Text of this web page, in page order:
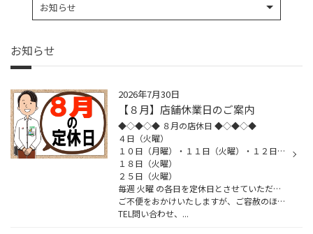
お知らせ
お知らせ
2026年7月30日
【８月】店舗休業日のご案内
◆◇◆◇◆ ８月の店休日 ◆◇◆◇◆
４日（火曜）
１０日（月曜）・１１日（火曜）・１２日（水曜）・１３日（木曜）・１４日（金曜）
１８日（火曜）
２５日（火曜）
毎週 火曜 の各日を定休日とさせていただきます。
ご不便をおかけいたしますが、ご容赦のほどよろしくお願いいたします。
TEL問い合わせ、...